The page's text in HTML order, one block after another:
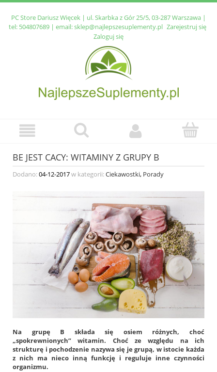
PC Store Dariusz Więcek | ul. Skarbka z Gór 25/5, 03-287 Warszawa |
tel: 504807689| email:sklep@najlepszesuplementy.pl Zarejestruj się
Zaloguj się
BE JEST CACY: WITAMINY Z GRUPY B
Dodano:04-12-2017w kategorii:Ciekawostki, Porady
Na grupę B składa się osiem różnych, choć
„spokrewnionych” witamin. Choć ze względu na ich
strukturę i pochodzenie nazywa się je grupą, w istocie każda
z nich ma nieco inną funkcję i reguluje inne czynności
organizmu.